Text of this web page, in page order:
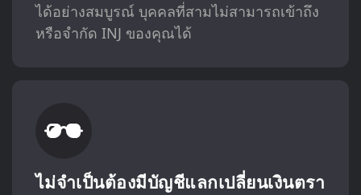
ได้อย่างสมบูรณ์ บุคคลที่สามไม่สามารถเข้าถึง
หรือจำกัด INJ ของคุณได้
ไม่จำเป็นต้องมีบัญชีแลกเปลี่ยนเงินตรา